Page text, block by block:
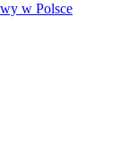
w Polsce